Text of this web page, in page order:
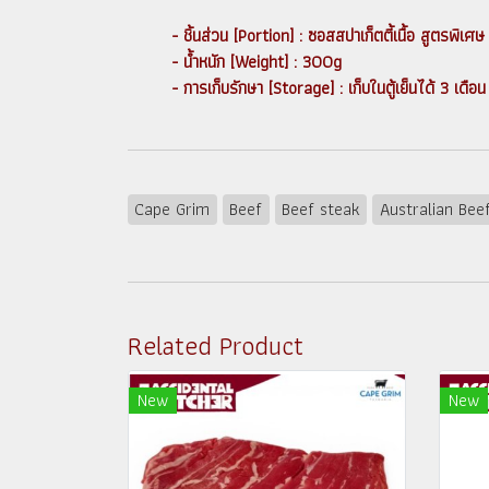
- ชิ้นส่วน [Portion] : ซอสสปาเก็ตตี้เนื้อ สูตรพิเ
- น้ำหนัก [Weight] : 300g
- การเก็บรักษา [Storage] : เก็บในตู้เย็นได้ 3 เ
Cape Grim Beef Beef steak Australian
Related Product
New New